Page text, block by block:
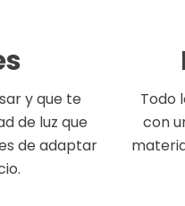
y que te
de luz que
de adaptar
Todo
con